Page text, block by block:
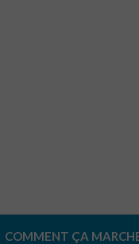
COMMENT ÇA